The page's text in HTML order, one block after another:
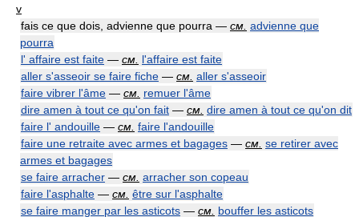
v
fais ce que dois, advienne que pourra — см. advienne que
pourra
l' affaire est faite — см. l'affaire est faite
aller s'asseoir se faire fiche — см. aller s'asseoir
faire vibrer l'âme — см. remuer l'âme
dire amen à tout ce qu'on fait — см. dire amen à tout ce qu'on dit
faire l' andouille — см. faire l'andouille
faire une retraite avec armes et bagages — см. se retirer avec
armes et bagages
se faire arracher — см. arracher son copeau
faire l'asphalte — см. être sur l'asphalte
se faire manger par les asticots — см. bouffer les asticots